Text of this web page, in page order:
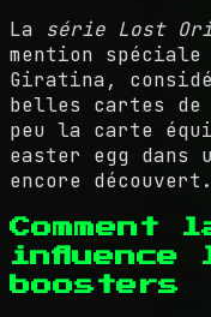
La série Lost
mention
Giratina,
belles cartes
peu la carte
easter egg dans
encore découvert.
Comment
influence
boosters